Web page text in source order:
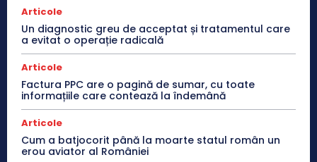
Articole
Un diagnostic greu de acceptat și tratamentul care
a evitat o operație radicală
Articole
Factura PPC are o pagină de sumar, cu toate
informațiile care contează la îndemână
Articole
Cum a batjocorit până la moarte statul român un
erou aviator al României